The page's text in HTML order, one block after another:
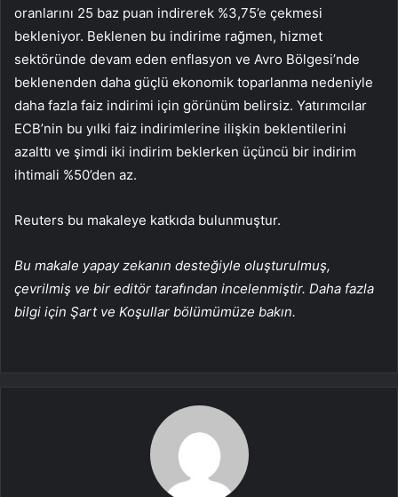
oranlarını 25 baz puan indirerek %3,75’e çekmesi
bekleniyor. Beklenen bu indirime rağmen, hizmet
sektöründe devam eden enflasyon ve Avro Bölgesi’nde
beklenenden daha güçlü ekonomik toparlanma nedeniyle
daha fazla faiz indirimi için görünüm belirsiz. Yatırımcılar
ECB’nin bu yılki faiz indirimlerine ilişkin beklentilerini
azalttı ve şimdi iki indirim beklerken üçüncü bir indirim
ihtimali %50’den az.
Reuters bu makaleye katkıda bulunmuştur.
Bu makale yapay zekanın desteğiyle oluşturulmuş,
çevrilmiş ve bir editör tarafından incelenmiştir. Daha fazla
bilgi için Şart ve Koşullar bölümümüze bakın.